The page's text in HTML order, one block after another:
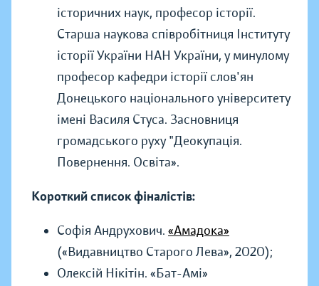
історичних наук, професор історії.
Старша наукова співробітниця Інституту
історії України НАН України, у минулому
професор кафедри історії слов'ян
Донецького національного університету
імені Василя Стуса. Засновниця
громадського руху "Деокупація.
Повернення. Освіта».
Короткий список фіналістів:
Софія Андрухович. «Амадока»
(«Видавництво Старого Лева», 2020);
Олексій Нікітін. «Бат-Амі»